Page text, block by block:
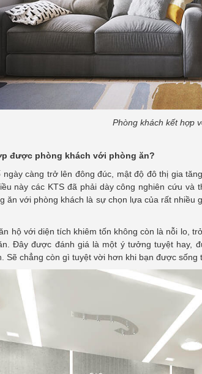
Phòng khách kết hợp
được phòng khách với phòng ăn?
ngày càng trở lên đông đúc, mật độ đô thị gia
này các KTS đã phải dày công nghiên cứu
ăn với phòng khách là sự chọn lựa của rất
hộ với diện tích khiêm tốn không còn là nỗi lo,
Đây được đánh giá là một ý tưởng tuyệt hay,
Sẽ chẳng còn gì tuyệt vời hơn khi bạn được